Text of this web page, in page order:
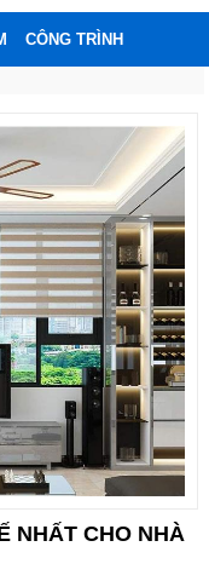
CÔNG TRÌNH
NHẤT CHO NHÀ